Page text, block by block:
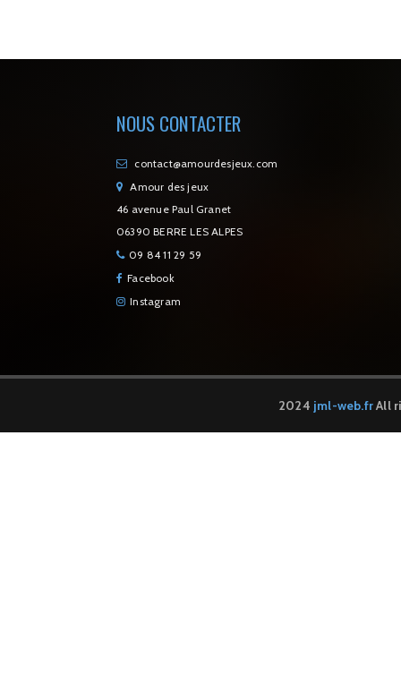
NOUS CONTACTER
contact@amourdesjeux.com
Amour des jeux
46 avenue Paul Granet
06390 BERRE LES ALPES
09 84 11 29 59
Facebook
Instagram
2024 jml-web.frAll